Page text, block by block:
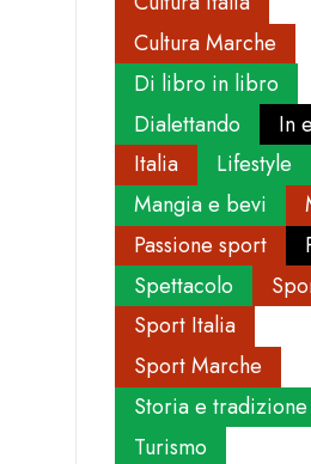
Cultura Marche
Di libro in libro
Dialettando
In
Italia
Lifestyle
Mangia e bevi
Passione sport
Spettacolo
Sport Italia
Sport Marche
Storia e tradizione
Turismo